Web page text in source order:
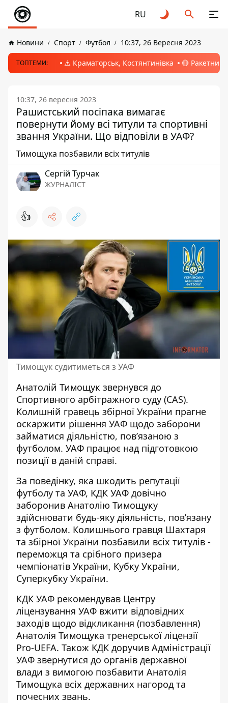
RU
Новини Спорт Футбол 10:37, 26 Вересня 2023
ТОПТЕМИ: ⚠️ Краматорськ, Костянтинівка 🔴 Ракетний
10:37, 26 вересня 2023
Рашистський посіпака вимагає
повернути йому всі титули та спортивні
звання України. Що відповіли в УАФ?
Тимощука позбавили всіх титулів
Сергій Турчак
ЖУРНАЛІСТ
👍
Тимощук судитиметься з УАФ
Анатолій Тимощук звернувся до
Спортивного арбітражного суду (CAS).
Колишній гравець збірної України прагне
оскаржити рішення УАФ щодо заборони
займатися діяльністю, пов’язаною з
футболом. УАФ працює над підготовкою
позиції в даній справі.
За поведінку, яка шкодить репутації
футболу та УАФ, КДК УАФ довічно
заборонив Анатолію Тимощуку
здійснювати будь-яку діяльність, пов’язану
з футболом. Колишнього гравця Шахтаря
та збірної України позбавили всіх титулів -
переможця та срібного призера
чемпіонатів України, Кубку України,
Суперкубку України.
КДК УАФ рекомендував Центру
ліцензування УАФ вжити відповідних
заходів щодо відкликання (позбавлення)
Анатолія Тимощука тренерської ліцензії
Pro-UEFA. Також КДК доручив Адміністрації
УАФ звернутися до органів державної
влади з вимогою позбавити Анатолія
Тимощука всіх державних нагород та
почесних звань.